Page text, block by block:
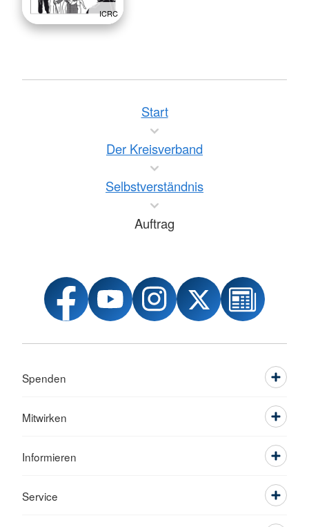
ICRC
Start
Der Kreisverband
Selbstverständnis
Auftrag
Spenden
Mitwirken
Informieren
Service